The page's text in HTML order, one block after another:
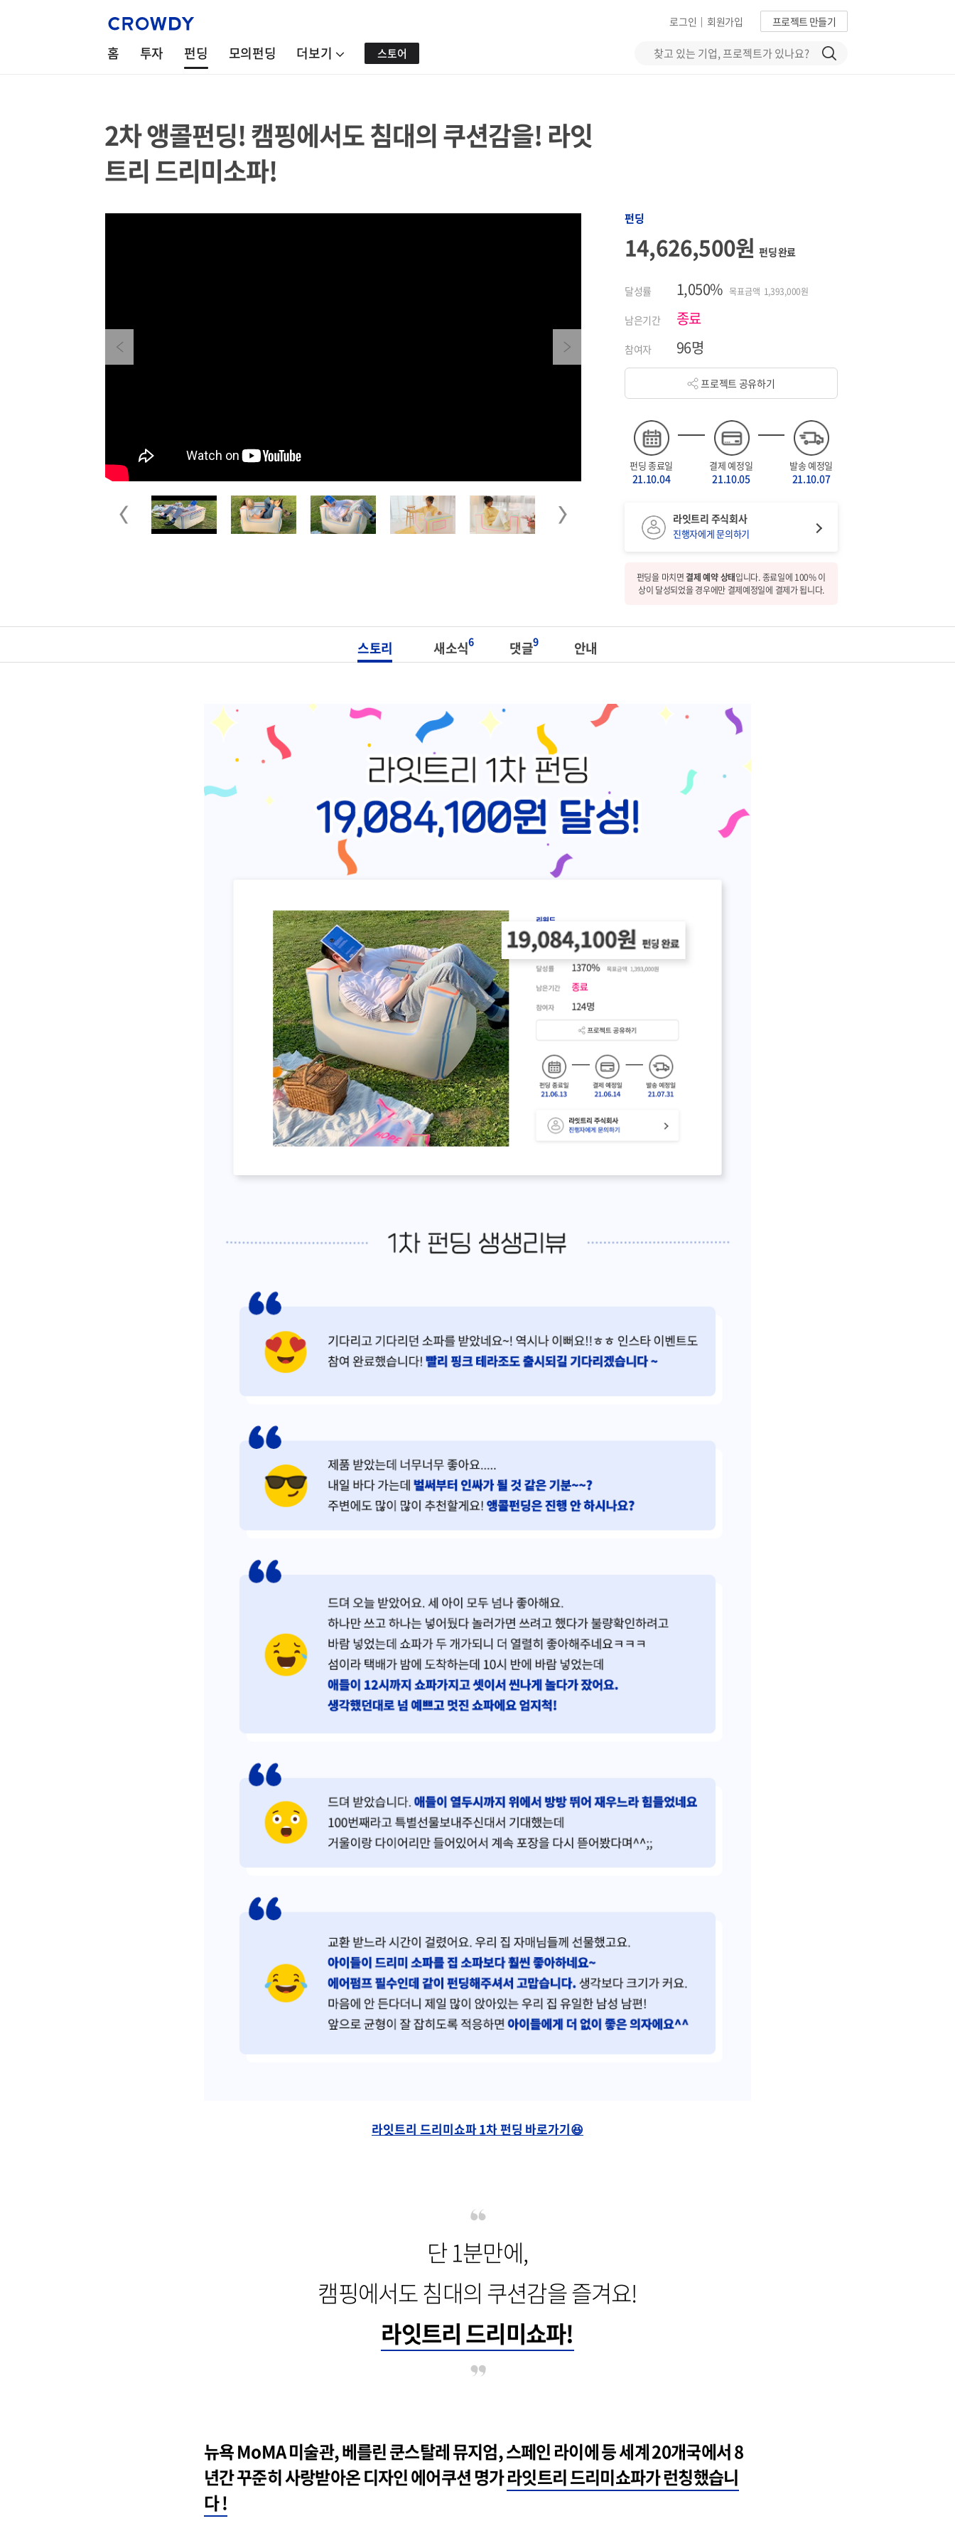
프로젝트 만들기
회원가입
|
로그인
홈 투자 펀딩 모의펀딩 더보기 스토어
2차 앵콜펀딩! 캠핑에서도 침대의 쿠션감을! 라잇
트리 드리미소파!
Previous Next
Previous Next
펀딩
14,626,500원펀딩 완료
달성률 1,050% 목표금액 1,393,000원
남은기간 종료
참여자 96명
프로젝트 공유하기
펀딩 종료일
21.10.04
결제 예정일
21.10.05
발송 예정일
21.10.07
라잇트리 주식회사
진행자에게 문의하기
펀딩을 마치면결제 예약 상태입니다. 종료일에 100% 이
상이 달성되었을 경우에만 결제예정일에 결제가 됩니다.
스토리 새소식6 댓글9 안내
라잇트리 드리미쇼파 1차 펀딩 바로가기😆
단 1분만에,
캠핑에서도 침대의 쿠션감을 즐겨요!
라잇트리 드리미쇼파!
뉴욕 MoMA 미술관, 베를린 쿤스탈레 뮤지엄, 스페인 라이에 등 세계 20개국에서 8
년간 꾸준히 사랑받아온 디자인 에어쿠션 명가라잇트리 드리미쇼파가 런칭했습니
다 !